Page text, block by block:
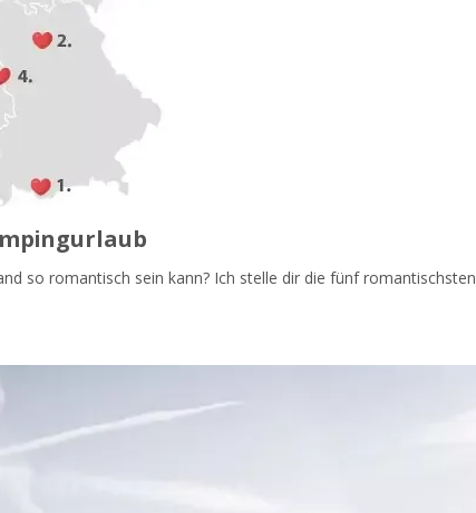
so romantisch sein kann? Ich stelle dir die fünf romantischsten